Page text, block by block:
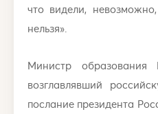
что видели,
нельзя».
Министр
возглавлявший
послание президента